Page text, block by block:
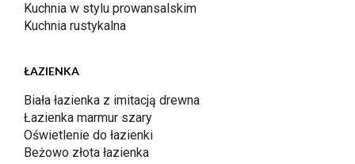
Kuchnia w stylu prowansalskim
Kuchnia rustykalna
ŁAZIENKA
Biała łazienka z imitacją drewna
Łazienka marmur szary
Oświetlenie do łazienki
Beżowo złota łazienka